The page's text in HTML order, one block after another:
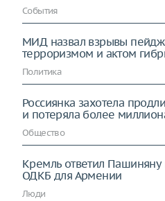
События
МИД назвал взрывы
терроризмом и актом
Политика
Россиянка захотела
и потеряла более
Общество
Кремль ответил Пашиняну
ОДКБ для Армении
Люди